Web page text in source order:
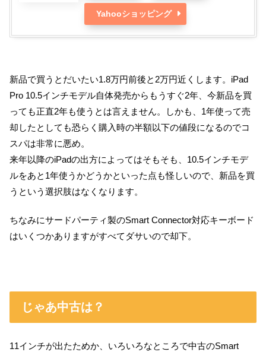
Yahooショッピング
新品で買うとだいたい1.8万円前後と2万円近くします。iPad
Pro 10.5インチモデル自体発売からもうすぐ2年、今新品を買
っても正直2年も使うとは言えません。しかも、1年使って売
却したとしても恐らく購入時の半額以下の値段になるのでコ
スパは非常に悪め。
来年以降のiPadの出方によってはそもそも、10.5インチモデ
ルをあと1年使うかどうかといった点も怪しいので、新品を買
うという選択肢はなくなります。
ちなみにサードパーティ製のSmart Connector対応キーボード
はいくつかありますがすべてダサいので却下。
じゃあ中古は？
11インチが出たためか、いろいろなところで中古のSmart